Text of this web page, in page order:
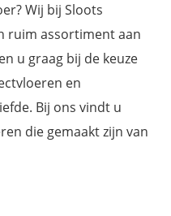
Wij bij Sloots
ruim assortiment aan
u graag bij de keuze
en
Bij ons vindt u
die gemaakt zijn van